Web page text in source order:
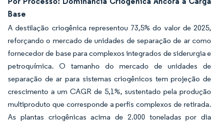
Base
A destilação criogênica representou 73,5% do valor de 2025,
reforçando o mercado de unidades de separação de ar como
fornecedor de base para complexos integrados de siderurgia e
petroquímica. O tamanho do mercado de unidades de
separação de ar para sistemas criogênicos tem projeção de
crescimento a um CAGR de 5,1%, sustentado pela produção
multiproduto que corresponde a perfis complexos de retirada.
As plantas criogênicas acima de 2.000 toneladas por dia